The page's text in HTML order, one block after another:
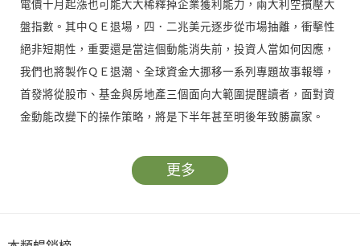
電價十月起漲也可能大大稀釋掉企業獲利能力，兩大利空摜壓大
盤指數。其中ＱＥ退場，四．二兆美元逐步從市場抽離，衝擊性
絕非短期性，重要還是當這個動能消失前，投資人當如何因應，
我們也將製作ＱＥ退潮、全球資金大挪移一系列專題故事報導，
首發將從股市、基金與房地產三個面向大範圍提醒讀者，面對資
金動能改變下的操作策略，將是下半年甚至明後年致勝贏家。
QE退潮 資金大挪移第一彈 三大投資祕笈、歐洲谷底復甦 如何投
資最有利！ＱＥ縮減 房市信心面小衝擊！全球資金大挪移 中概
更多